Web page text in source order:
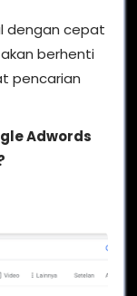
dengan cepat
berhenti
pencarian
Adwords